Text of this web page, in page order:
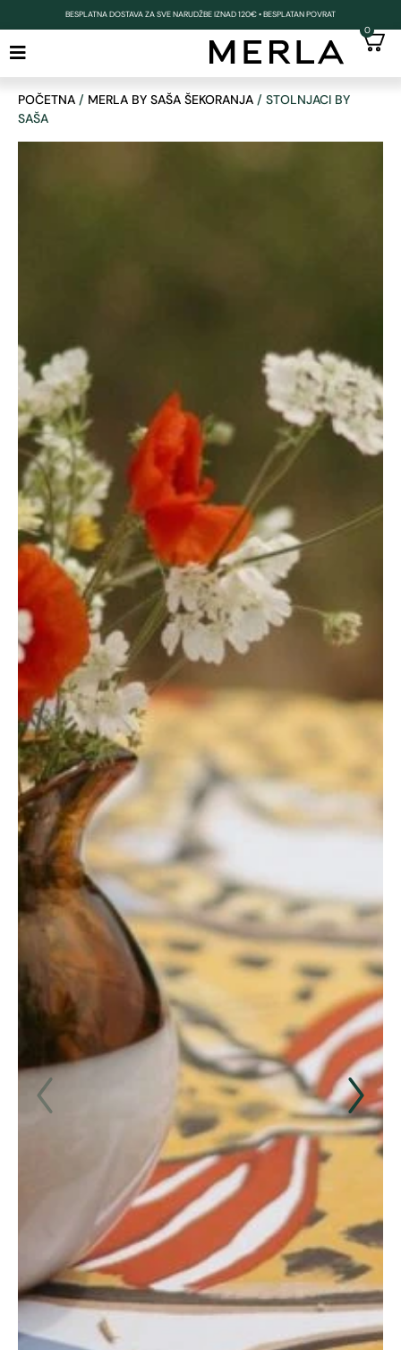
BESPLATNA DOSTAVA ZA SVE NARUDŽBE IZNAD 120€ • BESPLATAN POVRAT
0
POČETNA / MERLA BY SAŠA ŠEKORANJA / STOLNJACI BY
SAŠA